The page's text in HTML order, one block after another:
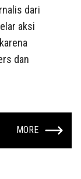
dari
aksi
dan
MORE